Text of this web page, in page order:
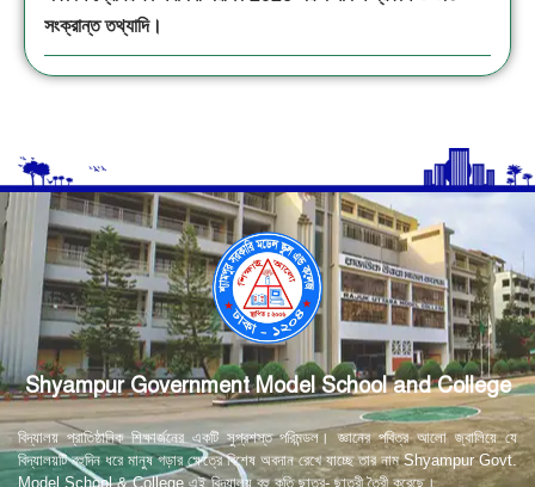
সংক্রান্ত তথ্যাদি।
Shyampur Government Model School and College
বিদ্যালয় প্রাতিষ্ঠানিক শিক্ষার্জনের একটি সুপ্রশস্ত পরিমন্ডল। জ্ঞানের পবিত্র আলো জ্বালিয়ে যে
বিদ্যালয়টি বহুদিন ধরে মানুষ গড়ার ক্ষেত্রে বিশেষ অবদান রেখে যাচ্ছে তার নাম Shyampur Govt.
Model School & College এই বিদ্যালয় বহু কৃতি ছাত্র- ছাত্রী তৈরী করেছে।